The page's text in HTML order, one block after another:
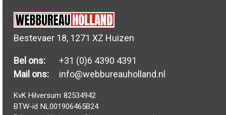
Bestevaer 18, 1271 XZ Huizen
Bel ons:
+31 (0)6 4390 4391
Mail ons:
info@webbureauholland.nl
KvK Hilversum 82534942
BTW-id NL001906465B24